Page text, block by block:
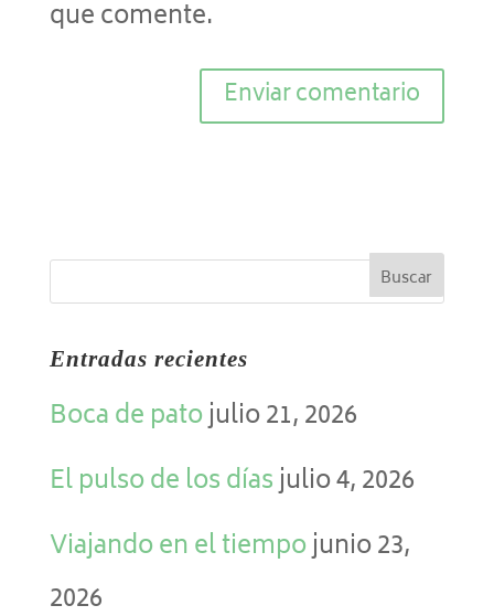
que comente.
Entradas recientes
Boca de patojulio 21, 2026
El pulso de los díasjulio 4, 2026
Viajando en el tiempojunio 23,
2026